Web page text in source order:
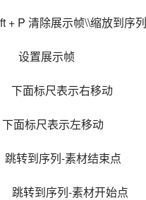
+ P 清除展示帧\\缩放到序列
设置展示帧
下面标尺表示右移动
下面标尺表示左移动
跳转到序列-素材结束点
跳转到序列-素材开始点